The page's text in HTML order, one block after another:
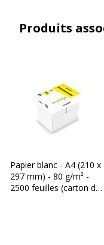
Produits
Papier blanc - A4 (210 x
297 mm) - 80 g/m² -
2500 feuilles (carton de